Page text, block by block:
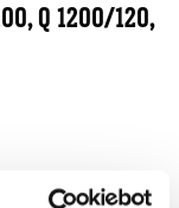
Q 1200/120,